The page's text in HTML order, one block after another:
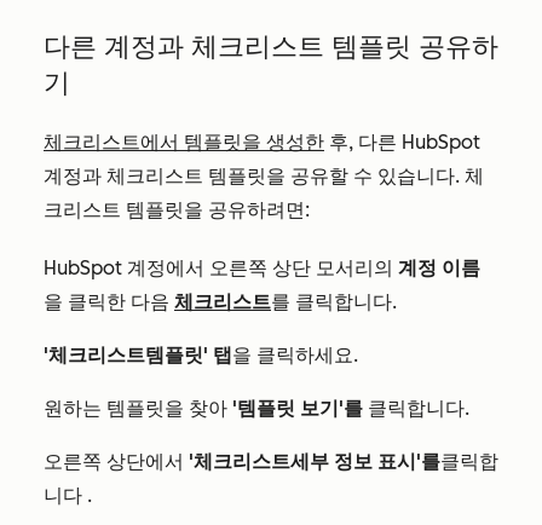
다른 계정과 체크리스트 템플릿 공유하
기
체크리스트에서 템플릿을 생성한 후, 다른 HubSpot
계정과 체크리스트 템플릿을 공유할 수 있습니다. 체
크리스트 템플릿을 공유하려면:
HubSpot 계정에서 오른쪽 상단 모서리의 계정 이름
을 클릭한 다음 체크리스트를 클릭합니다.
'체크리스트템플릿' 탭을 클릭하세요.
원하는 템플릿을 찾아 '템플릿 보기'를 클릭합니다.
오른쪽 상단에서 '체크리스트세부 정보 표시'를클릭합
니다 .